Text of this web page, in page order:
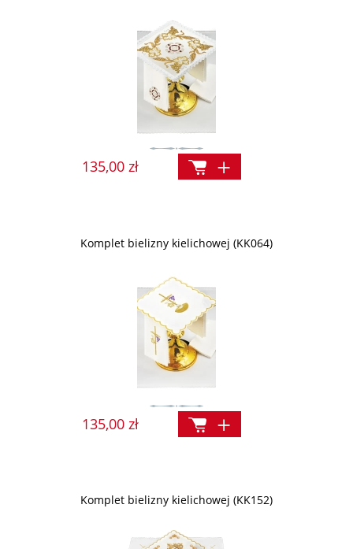
135,00 zł
Komplet bielizny kielichowej (KK064)
135,00 zł
Komplet bielizny kielichowej (KK152)